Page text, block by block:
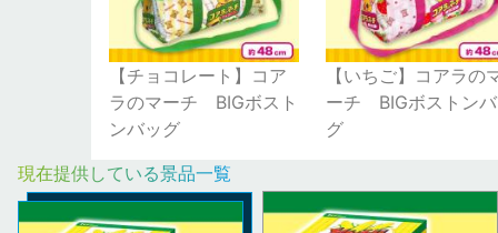
【チョコレート】コア
ラのマーチ BIGボスト
ンバッグ
【いちご】コアラの
ーチ BIGボストン
グ
現在提供している景品一覧